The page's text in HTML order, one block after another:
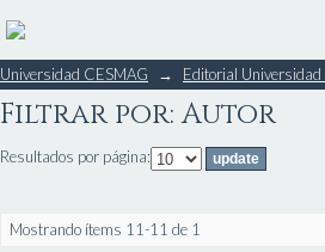
Filtrar por: Autor
Universidad CESMAG → Editorial Universidad
Filtrar por: Autor
Resultados por página:
Mostrando ítems 11-11 de 1